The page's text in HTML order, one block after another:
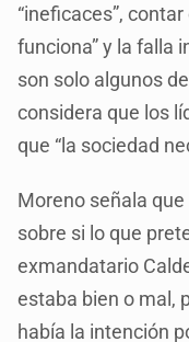
“ineficaces”,
funciona” y la falla
son solo algunos
considera que los
que “la sociedad
Moreno señala
sobre si lo que
exmandatario
estaba bien o mal,
había la intención